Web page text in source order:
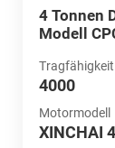
4 Tonnen
Modell
4000
Motormodell
XINCHAI